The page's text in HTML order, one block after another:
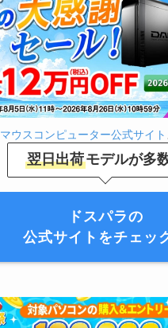
マウスコンピューター公式サイト
翌日出荷モデルが多
ドスパラの
公式サイトをチェッ